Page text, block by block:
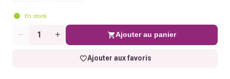
En stock
Quantité Ajouter au panier
Ajouter aux favoris